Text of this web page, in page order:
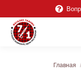
Вы
Главная